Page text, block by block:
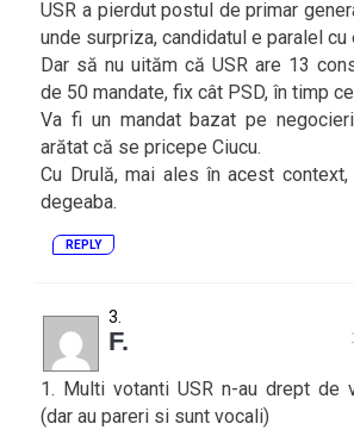
USR a pierdut postul de primar
unde surpriza, candidatul e paralel cu
Dar să nu uităm că USR are 13
de 50 mandate, fix cât PSD, în timp
Va fi un mandat bazat pe
arătat că se pricepe Ciucu.
Cu Drulă, mai ales în acest
degeaba.
REPLY
F.
1. Multi votanti USR n-au drept de
(dar au pareri si sunt vocali)